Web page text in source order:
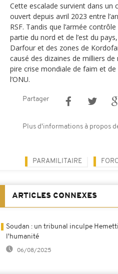
Cette escalade survient dans un
ouvert depuis avril 2023 entre
RSF. Tandis que l’armée
partie du nord et de l’est du
Darfour et des zones de
causé des dizaines de milliers
pire crise mondiale de faim et
l’ONU.
Partager
Plus d'informations à propos
PARAMILITAIRE
ARTICLES CONNEXES
Soudan : un tribunal inculpe
l'humanité
06/08/2025